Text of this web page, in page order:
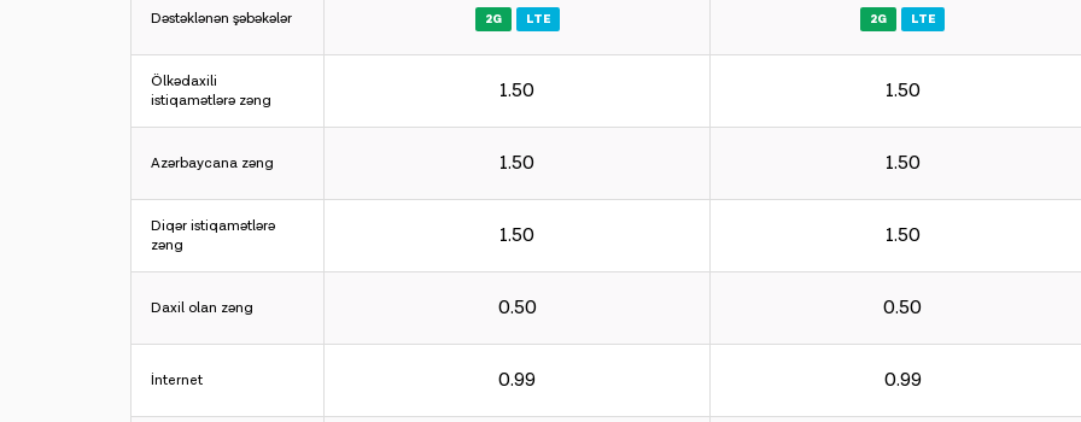
Dəstəklənən şəbəkələr
Ölkədaxili
istiqamətlərə zəng
Azərbaycana zəng
Diqər istiqamətlərə
zəng
Daxil olan zəng
İnternet
2G LTE
1.50
1.50
1.50
0.50
0.99
2G LTE
1.50
1.50
1.50
0.50
0.99